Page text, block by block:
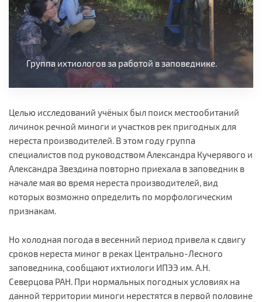
Группа ихтиологов за работой в заповеднике.
Целью исследований учёных был поиск местообитаний
личинок речной миноги и участков рек пригодных для
нереста производителей. В этом году группа
специалистов под руководством Александра Кучерявого и
Александра Звездина повторно приехала в заповедник в
начале мая во время нереста производителей, вид
которых возможно определить по морфологическим
признакам.
Но холодная погода в весенний период привела к сдвигу
сроков нереста миног в реках Центрально-Лесного
заповедника, сообщают ихтиологи ИПЭЭ им. А.Н.
Северцова РАН. При нормальных погодных условиях на
данной территории миноги нерестятся в первой половине